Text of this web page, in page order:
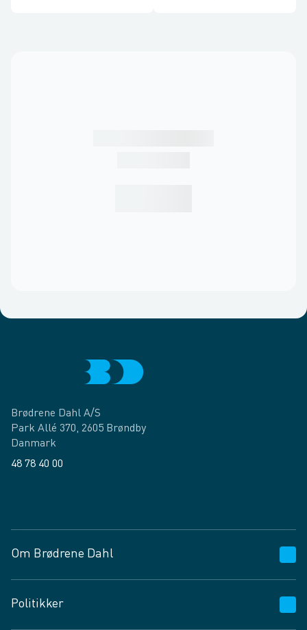
Brødrene Dahl A/S
Park Allé 370, 2605 Brøndby
Danmark
48 78 40 00
Om Brødrene Dahl
Vagttelefon 30 10 89 89
Politikker